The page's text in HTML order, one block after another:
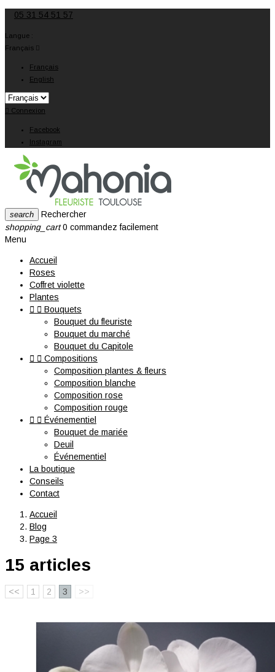
05 31 54 51 57
Langue :
Français 
Français
English
 Connexion
Facebook
Instagram
search
Rechercher
shopping_cart 0 commandez facilement
Menu
Accueil
Roses
Coffret violette
Plantes
  Bouquets
Bouquet du fleuriste
Bouquet du marché
Bouquet du Capitole
  Compositions
Composition plantes & fleurs
Composition blanche
Composition rose
Composition rouge
  Événementiel
Bouquet de mariée
Deuil
Événementiel
La boutique
Conseils
Contact
Accueil
Blog
Page 3
15 articles
<< 1 2 3 >>